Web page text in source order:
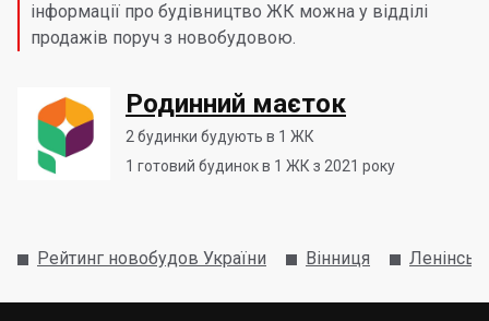
інформації про будівництво ЖК можна у відділі
продажів поруч з новобудовою.
Родинний маєток
2 будинки будують в 1 ЖК
1 готовий будинок в 1 ЖК з 2021 року
Рейтинг новобудов України Вінниця